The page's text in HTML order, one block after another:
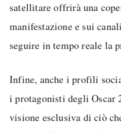
satellitare offrirà una
manifestazione e sui
seguire in tempo reale la
Infine, anche i profili
i protagonisti degli Oscar
visione esclusiva di ciò